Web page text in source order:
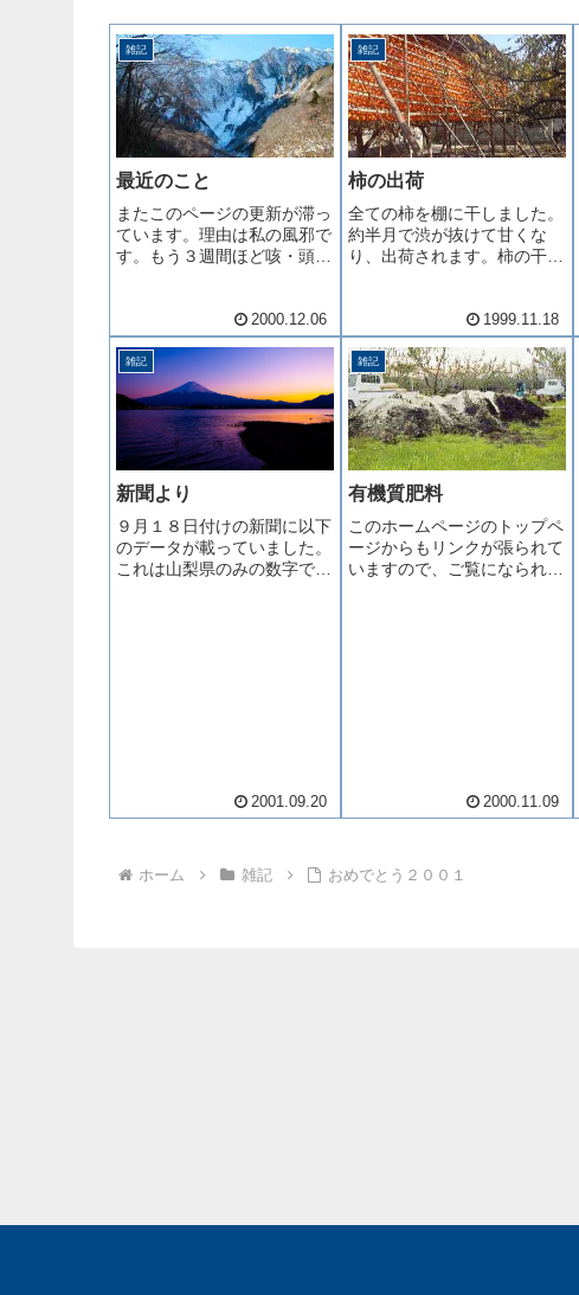
雑記
最近のこと
またこのページの更新が滞っ
ています。理由は私の風邪で
す。もう３週間ほど咳・頭痛
うもパッとしません。年に一
回は重い風邪を引いてしまう
のは、ここ何年か続いている
ことで年中行事みたいになっ
ていま...
2000.12.06
雑記
柿の出荷
全ての柿を棚に干しました。
約半月で渋が抜けて甘くな
り、出荷されます。柿の干し
ていたら秩父では軒先に壁の
ようにつるしていました。最
初にむいた柿が出荷時期を迎
えました。まず細かいゴミを
取り除き...
1999.11.18
雑記
新聞より
９月１８日付けの新聞に以下
のデータが載っていました。
これは山梨県のみの数字で
2001.09.20
雑記
有機質肥料
このホームページのトップペ
ージからもリンクが張られて
いますので、ご覧になられた
2000.11.09
ホーム 雑記 おめでとう２００１